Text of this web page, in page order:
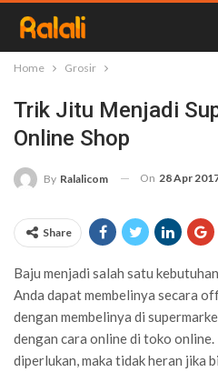
Home Grosir
Trik Jitu Menjadi
Online Shop
By Ralalicom On 28 Apr
Share
Baju menjadi salah satu
Anda dapat membelinya secara
dengan membelinya di
dengan cara online di toko
diperlukan, maka tidak heran jika